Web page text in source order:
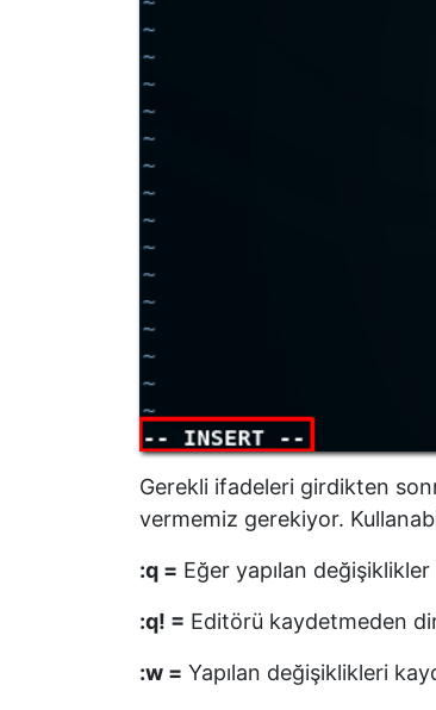
Gerekli ifadeleri girdikten
vermemiz gerekiyor.
:q = Eğer yapılan
:q! = Editörü kaydetmeden
:w = Yapılan değişiklikleri